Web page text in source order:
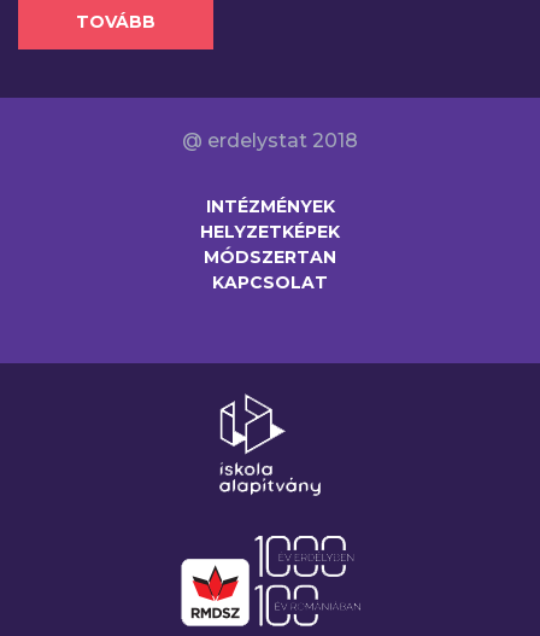
TOVÁBB
@ erdelystat 2018
INTÉZMÉNYEK
HELYZETKÉPEK
MÓDSZERTAN
KAPCSOLAT